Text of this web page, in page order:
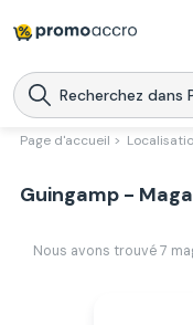
Magasins
Produits
Promoaccro
Page d'accueil >
Guingamp -
Nous avons trouvé 7